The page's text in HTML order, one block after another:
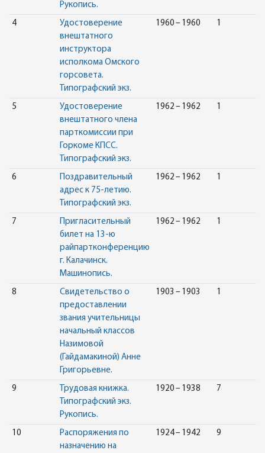
Рукопись.
4
Удостоверение
внештатного
инструктора
исполкома Омского
горсовета.
Типографский экз.
1960 – 1960 1
5
Удостоверение
внештатного члена
парткомиссии при
Горкоме КПСС.
Типографский экз.
1962 – 1962 1
6
Поздравительный
адрес к 75-летию.
Типографский экз.
1962 – 1962 1
7
Пригласительный
билет на 13-ю
райпартконференцию
г. Калачинск.
Машинопись.
1962 – 1962 1
8
Свидетельство о
предоставлении
звания учительницы
начальный классов
Назимовой
(Гайдамакиной) Анне
Григорьевне.
1903 – 1903 1
9
Трудовая книжка.
Типографский экз.
Рукопись.
1920 – 1938 7
10
Распоряжения по
назначению на
1924 – 1942 9